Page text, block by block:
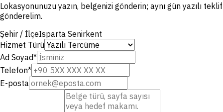
Lokasyonunuzu yazın, belgenizi gönderin; aynı gün yazılı teklif
gönderelim.
Şehir / İlçeIsparta Senirkent
Hizmet Türü
Ad Soyad*
Telefon*
E-posta